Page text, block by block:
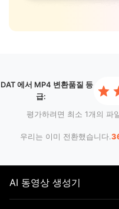
DAT 에서 MP4 변환품질 등
급:
평가하려면 최소 1개의 파
우리는 이미 전환했습니다.
AI 동영상 생성기